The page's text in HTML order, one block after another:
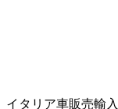
イタリア車販売輸